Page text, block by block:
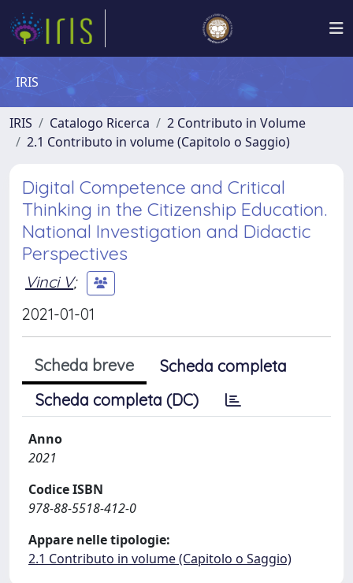
IRIS
IRIS Catalogo Ricerca
2 Contributo in Volume
2.1 Contributo in volume (Capitolo o Saggio)
Digital Competence and Critical
Thinking in the Citizenship Education.
National Investigation and Didactic
Perspectives
Vinci V;
2021-01-01
Scheda breve
Scheda completa
Scheda completa (DC)
Anno
2021
Codice ISBN
978-88-5518-412-0
Appare nelle tipologie:
2.1 Contributo in volume (Capitolo o Saggio)